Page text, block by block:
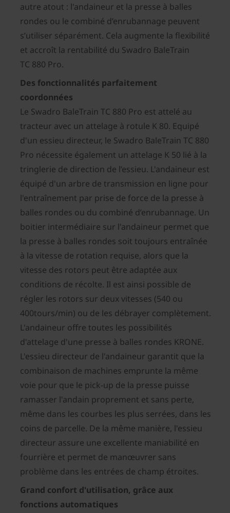
autre atout : l'andaineur et la presse à balles
rondes ou le combiné d’enrubannage peuvent
s’utiliser séparément. Cela augmente la flexibilité
et accroît la rentabilité du Swadro BaleTrain
TC 880 Pro.
Des fonctionnalités parfaitement
coordonnées
Le Swadro BaleTrain TC 880 Pro est attelé au
tracteur avec un attelage à rotule K 80. Equipé
d'un essieu directeur, le Swadro BaleTrain TC 880
Pro nécessite également un attelage K 50 lié à la
tringlerie de direction de l’essieu. L'andaineur est
équipé d'un arbre de transmission en ligne pour
l'entraînement par prise de force de la presse à
balles rondes ou du combiné d’enrubannage. Un
boitier intermédiaire sur l'andaineur permet que
la presse à balles rondes soit toujours entraînée
à la vitesse de rotation requise, alors que la
vitesse des rotors peut être adaptée aux
conditions de récolte. Il est ainsi possible de
régler les rotors sur deux vitesses (540 ou
400tours/min) ou de les débrayer complètement.
L'andaineur offre toutes les possibilités
d'attelage d'une presse à balles rondes KRONE.
L'essieu directeur de l'andaineur garantit que la
combinaison de machines emprunte la même
voie pour que le pick-up de la presse puisse
ramasser l'andain proprement et sans perte,
même dans les courbes les plus serrées, dans les
coins de parcelle. De la même manière, l'essieu
directeur assure une excellente maniabilité en
fourrière et permet de manœuvrer sans
problème dans les entrées de champ étroites.
Grand confort d'utilisation, grâce aux
fonctions automatiques